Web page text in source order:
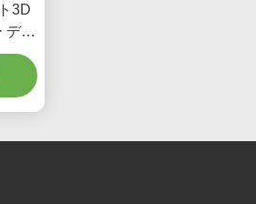
3D
デュ
タ
度
る完